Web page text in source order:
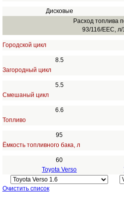
Дисковые
Расход топлива
93/116/EEC,
Городской цикл
8.5
Загородный цикл
5.5
Смешаный цикл
6.6
Топливо
95
Ёмкость топливного бака, л
60
Toyota Verso
Очистить список